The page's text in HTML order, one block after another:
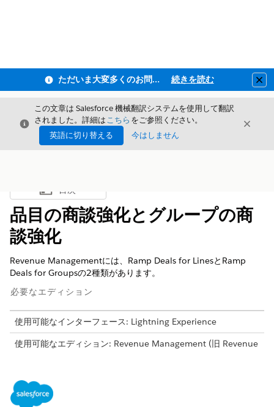
ただいま大変多くのお問い合わせをいただいており、ご連絡までにお時間を頂戴しております 続きを読む
閉じる
この文章は Salesforce 機械翻訳システムを使用して翻訳
されました。詳細はこちら をご参照ください。
英語に切り替える
今はしません
閉じる
目次を表示
目次
品目の商談強化とグループの商
談強化
Revenue Managementには、Ramp Deals for LinesとRamp
Deals for Groupsの2種類があります。
必要なエディション
使用可能なインターフェース: Lightning Experience
使用可能なエディション: Revenue Management (旧 Revenue
Revenue Cloud Advanced ライセンス、または Revenue
Cloud Billing ライセンス付属)。